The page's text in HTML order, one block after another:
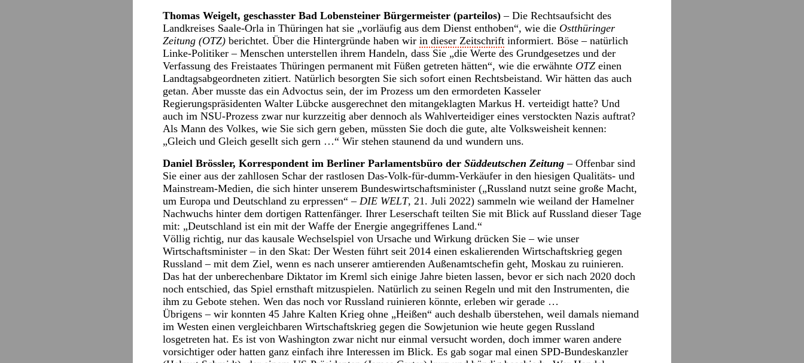
Thomas Weigelt, geschasster Bad Lobensteiner Bürgermeister (parteilos) – Die Rechtsaufsicht des
Landkreises Saale-Orla in Thüringen hat sie „vorläufig aus dem Dienst enthoben“, wie die Ostthüringer
Zeitung (OTZ) berichtet. Über die Hintergründe haben wir in dieser Zeitschrift informiert. Böse – natürlich
Linke-Politiker – Menschen unterstellen ihrem Handeln, dass Sie „die Werte des Grundgesetzes und der
Verfassung des Freistaates Thüringen permanent mit Füßen getreten hätten“, wie die erwähnte OTZ einen
Landtagsabgeordneten zitiert. Natürlich besorgten Sie sich sofort einen Rechtsbeistand. Wir hätten das auch
getan. Aber musste das ein Advoctus sein, der im Prozess um den ermordeten Kasseler
Regierungspräsidenten Walter Lübcke ausgerechnet den mitangeklagten Markus H. verteidigt hatte? Und
auch im NSU-Prozess zwar nur kurzzeitig aber dennoch als Wahlverteidiger eines verstockten Nazis auftrat?
Als Mann des Volkes, wie Sie sich gern geben, müssten Sie doch die gute, alte Volksweisheit kennen:
„Gleich und Gleich gesellt sich gern …“ Wir stehen staunend da und wundern uns.
Daniel Brössler, Korrespondent im Berliner Parlamentsbüro der Süddeutschen Zeitung – Offenbar sind
Sie einer aus der zahllosen Schar der rastlosen Das-Volk-für-dumm-Verkäufer in den hiesigen Qualitäts- und
Mainstream-Medien, die sich hinter unserem Bundeswirtschaftsminister („Russland nutzt seine große Macht,
um Europa und Deutschland zu erpressen“ – DIE WELT, 21. Juli 2022) sammeln wie weiland der Hamelner
Nachwuchs hinter dem dortigen Rattenfänger. Ihrer Leserschaft teilten Sie mit Blick auf Russland dieser Tage
mit: „Deutschland ist ein mit der Waffe der Energie angegriffenes Land.“
Völlig richtig, nur das kausale Wechselspiel von Ursache und Wirkung drücken Sie – wie unser
Wirtschaftsminister – in den Skat: Der Westen führt seit 2014 einen eskalierenden Wirtschaftskrieg gegen
Russland – mit dem Ziel, wenn es nach unserer amtierenden Außenamtschefin geht, Moskau zu ruinieren.
Das hat der unberechenbare Diktator im Kreml sich einige Jahre bieten lassen, bevor er sich nach 2020 doch
noch entschied, das Spiel ernsthaft mitzuspielen. Natürlich zu seinen Regeln und mit den Instrumenten, die
ihm zu Gebote stehen. Wen das noch vor Russland ruinieren könnte, erleben wir gerade …
Übrigens – wir konnten 45 Jahre Kalten Krieg ohne „Heißen“ auch deshalb überstehen, weil damals niemand
im Westen einen vergleichbaren Wirtschaftskrieg gegen die Sowjetunion wie heute gegen Russland
losgetreten hat. Es ist von Washington zwar nicht nur einmal versucht worden, doch immer waren andere
vorsichtiger oder hatten ganz einfach ihre Interessen im Blick. Es gab sogar mal einen SPD-Bundeskanzler